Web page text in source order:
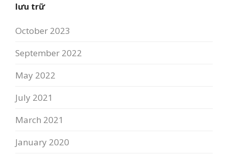
lưu trữ
October 2023
September 2022
May 2022
July 2021
March 2021
January 2020